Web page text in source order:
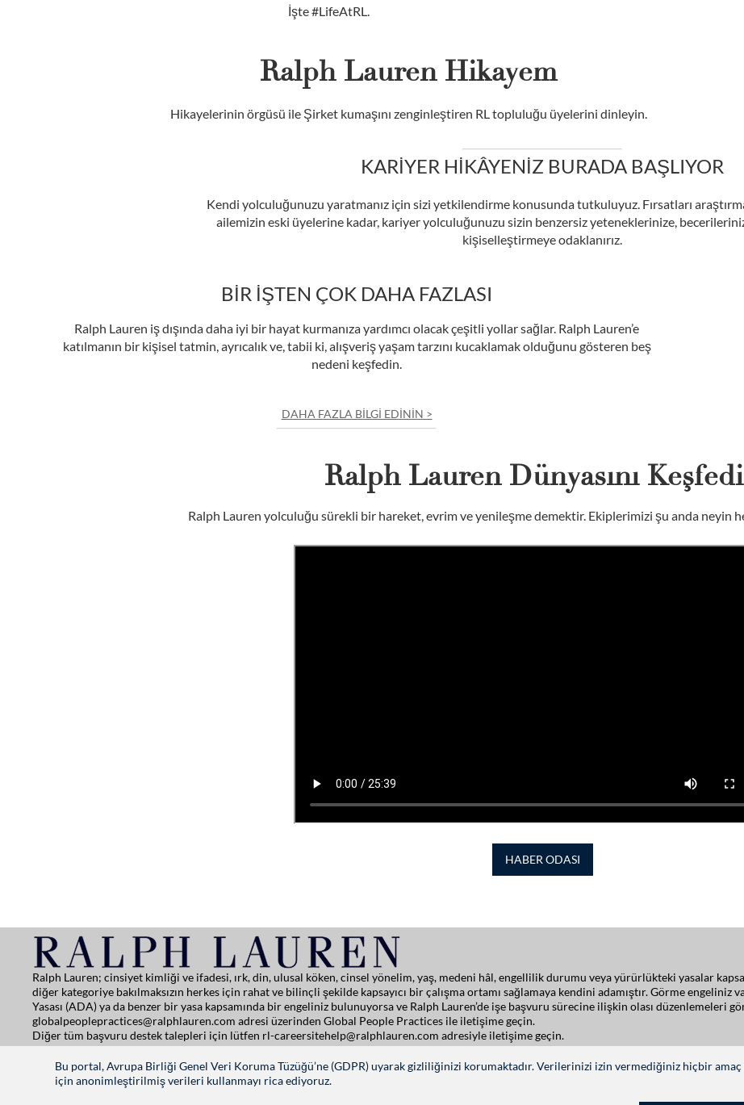
Bu portal, Avrupa Birliği Genel Veri Koruma Tüzüğü’ne (GDPR) uyarak gizliliğinizi korumaktadır. Verilerinizi izin vermediğiniz hiçbir
için anonimleştirilmiş verileri kullanmayı rica ediyoruz.
İşte #LifeAtRL.
Ralph Lauren Hikayem
Hikayelerinin örgüsü ile Şirket kumaşını zenginleştiren RL topluluğu üyelerini dinleyin.
KARIYER HIKÂYENIZ BURADA BAŞLIYOR
Kendi yolculuğunuzu yaratmanız için sizi yetkilendirme konusunda tutkuluyuz. Fırsatları
ailemizin eski üyelerine kadar, kariyer yolculuğunuzu sizin benzersiz yeteneklerinize,
kişiselleştirmeye odaklanırız.
BIR IŞTEN ÇOK DAHA FAZLASI
Ralph Lauren iş dışında daha iyi bir hayat kurmanıza yardımcı olacak çeşitli yollar sağlar. Ralph Lauren’e
katılmanın bir kişisel tatmin, ayrıcalık ve, tabii ki, alışveriş yaşam tarzını kucaklamak olduğunu gösteren beş
nedeni keşfedin.
DAHA FAZLA BILGI EDININ >
Ralph Lauren Dünyasını
Ralph Lauren yolculuğu sürekli bir hareket, evrim ve yenileşme demektir. Ekiplerimizi şu anda neyin
HABER ODASI
Ralph Lauren; cinsiyet kimliği ve ifadesi, ırk, din, ulusal köken, cinsel yönelim, yaş, medeni hâl, engellilik durumu veya yürürlükteki yasalar
diğer kategoriye bakılmaksızın herkes için rahat ve bilinçli şekilde kapsayıcı bir çalışma ortamı sağlamaya kendini adamıştır. Görme engeliniz
Yasası (ADA) ya da benzer bir yasa kapsamında bir engeliniz bulunuyorsa ve Ralph Lauren’de işe başvuru sürecine ilişkin olası düzenlemeleri
globalpeoplepractices@ralphlauren.com adresi üzerinden Global People Practices ile iletişime geçin.
Diğer tüm başvuru destek talepleri için lütfen rl-careersitehelp@ralphlauren.com adresiyle iletişime geçin.
RALPHLAUREN.COM